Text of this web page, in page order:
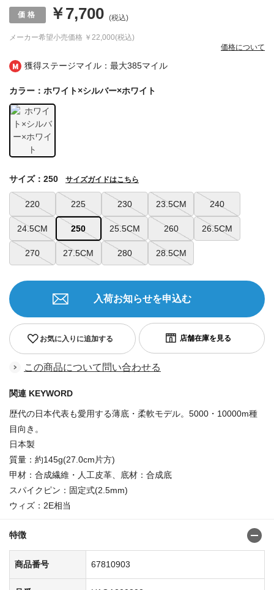
獲得ステージマイル：最大385マイル
メーカー希望小売価格 ￥22,000(税込)
￥7,700 (税込)
価格について
カラー：ホワイト×シルバー×ホワイト
220 225 230 23.5CM 240
24.5CM 250 25.5CM 260 26.5CM
270 27.5CM 280 28.5CM
サイズ：250 サイズガイドはこちら
お気に入りに追加する
入荷お知らせを申込む
この商品について問い合わせる
関連 KEYWORD
歴代の日本代表も愛用する薄底・柔軟モデル。5000・10000m種
目向き。
日本製
質量：約145g(27.0cm片方)
甲材：合成繊維・人工皮革、底材：合成底
スパイクピン：固定式(2.5mm)
ウィズ：2E相当
特徴
商品番号 67810903